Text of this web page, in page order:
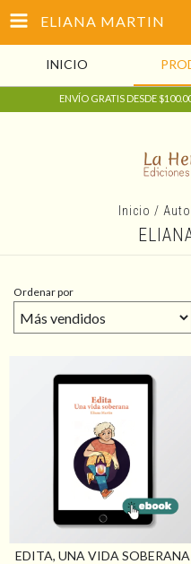
ELIANA MARTIN
INICIO
ENVÍO GRATIS DESDE
Inicio /
Ordenar por
EDITA, UNA VIDA SOBERANA